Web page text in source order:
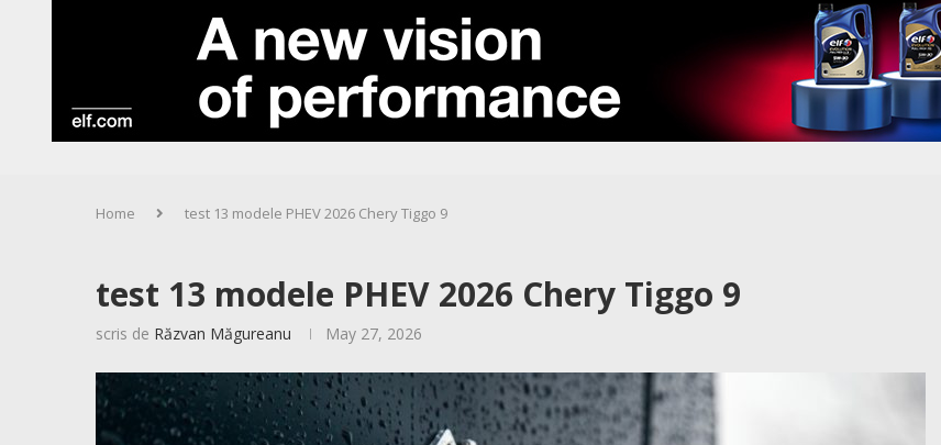
Home test 13 modele PHEV 2026 Chery Tiggo 9
test 13 modele PHEV 2026 Chery Tiggo 9
scris de Răzvan Măgureanu May 27, 2026